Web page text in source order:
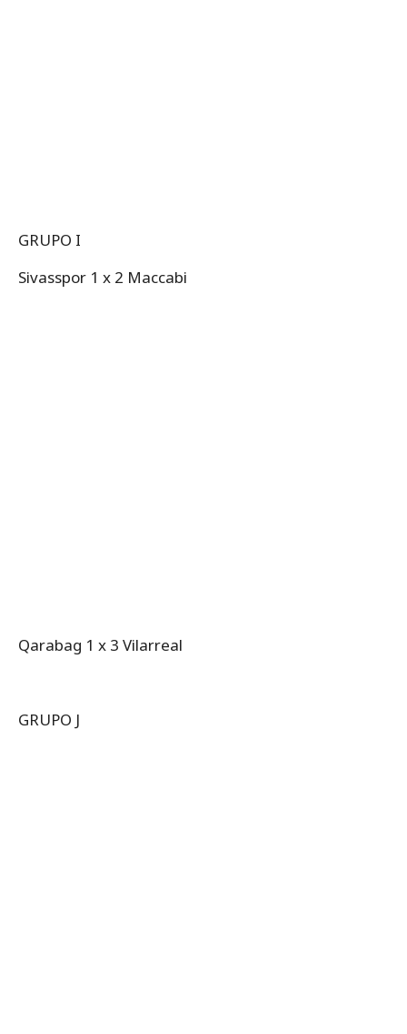
GRUPO I
Sivasspor 1 x 2 Maccabi
Qarabag 1 x 3 Vilarreal
GRUPO J